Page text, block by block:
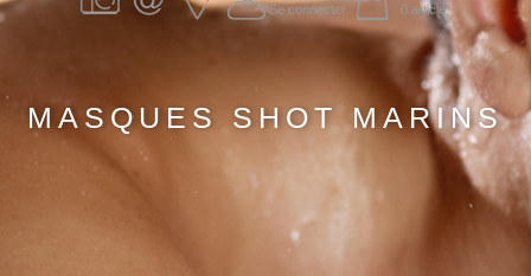
Se connecter
0 article
MASQUES SHOT MARINS